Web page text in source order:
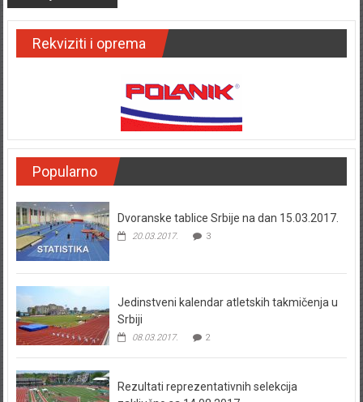
Rekviziti i oprema
Popularno
Dvoranske tablice Srbije na dan 15.03.2017.
20.03.2017. 3
Jedinstveni kalendar atletskih takmičenja u
Srbiji
08.03.2017. 2
Rezultati reprezentativnih selekcija